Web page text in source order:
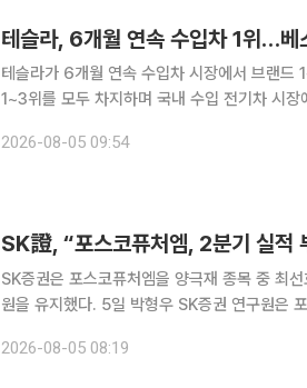
테슬라, 6개월 연속 수입차 1위…베
테슬라가 6개월 연속 수입차 시장에서 브랜드
1~3위를 모두 차지하며 국내 수입 전기차 시장에서 독주를 이어갔
혔다. 휴가철과 일부 브랜드의 물량 부족 영향으
2026-08-05 09:54
SK證, “포스코퓨처엠, 2분기 실
SK증권은 포스코퓨처엠을 양극재 종목 중 최
원을 유지했다. 5일 박형우 SK증권 연구원은 포스코퓨처엠이 얼티엄향 양극재 출하 부재 등 악재
의 비중국 공급망(밸류체인) 구축 경쟁력이 높아
2026-08-05 08:19